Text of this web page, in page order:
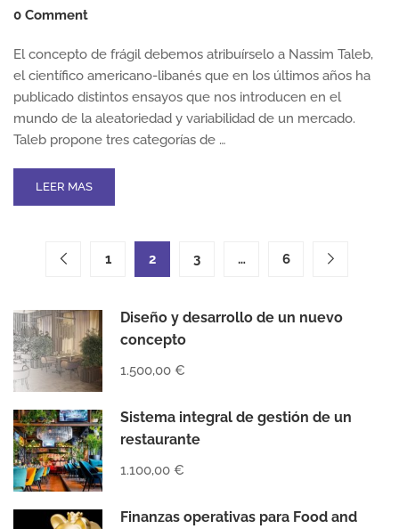
0 Comment
El concepto de frágil debemos atribuírselo a Nassim Taleb,
el científico americano-libanés que en los últimos años ha
publicado distintos ensayos que nos introducen en el
mundo de la aleatoriedad y variabilidad de un mercado.
Taleb propone tres categorías de …
READ
MORE
ANTIFRÁGILES
LEER MAS
1 2 3 … 6
Diseño y desarrollo de un nuevo
concepto
1.500,00 €
Sistema integral de gestión de un
restaurante
1.100,00 €
Finanzas operativas para Food and